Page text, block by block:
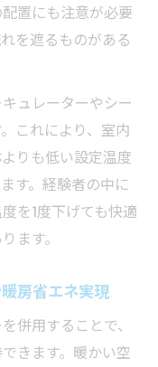
置にも注意が必要
を遮るものがある
ュレーターやシー
これにより、室内
りも低い設定温度
す。経験者の中に
を1度下げても快適
ます。
房省エネ実現
併用することで、
きます。暖かい空